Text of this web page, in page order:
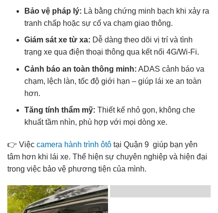
Bảo vệ pháp lý: Là bằng chứng minh bạch khi xảy ra
tranh chấp hoặc sự cố va chạm giao thông.
Giám sát xe từ xa: Dễ dàng theo dõi vị trí và tình
trạng xe qua điện thoại thông qua kết nối 4G/Wi-Fi.
Cảnh báo an toàn thông minh: ADAS cảnh báo va
chạm, lệch làn, tốc độ giới hạn – giúp lái xe an toàn
hơn.
Tăng tính thẩm mỹ: Thiết kế nhỏ gọn, không che
khuất tầm nhìn, phù hợp với mọi dòng xe.
👉 Việc camera hành trình ôtô tại Quận 9 giúp bạn yên
tâm hơn khi lái xe. Thể hiện sự chuyên nghiệp và hiện đại
trong việc bảo vệ phương tiện của mình.